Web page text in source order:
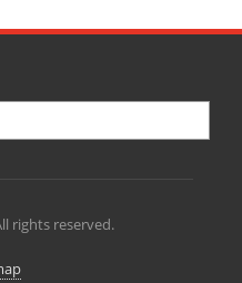
rights reserved.